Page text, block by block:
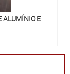
ALUMÍNIO E